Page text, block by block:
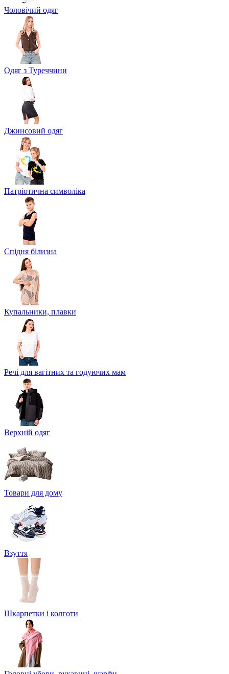
Чоловічий одяг
Одяг з Туреччини
Джинсовий одяг
Патріотична символіка
Спідня білизна
Купальники, плавки
Речі для вагітних та годуючих мам
Верхній одяг
Товари для дому
Взуття
Шкарпетки і колготи